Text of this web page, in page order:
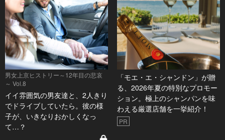
男女上京ヒストリー～12年目の悲哀
～ Vol.8
イイ雰囲気の男友達と、2人きり
でドライブしていたら。彼の様
子が、いきなりおかしくなっ
て…？
「モエ・エ・シャンドン」が贈
る、2026年夏の特別なプロモー
ション。極上のシャンパンを味
わえる厳選店舗を一挙紹介！
PR